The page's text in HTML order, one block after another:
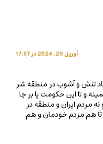
آوریل 20, 2024 در 17:57
تنش و آشوب در منطقه شر
و تا این حکومت پا بر جا
مردم ایران و منطقه در
تا هم مردم خودمان و هم